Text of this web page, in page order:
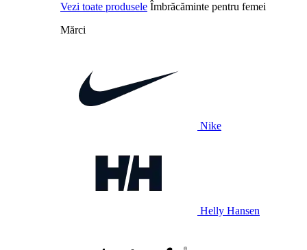
Vezi toate produsele Îmbrăcăminte pentru femei
Mărci
Nike
Helly Hansen